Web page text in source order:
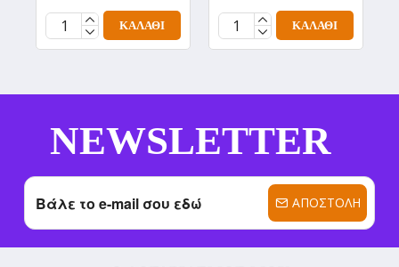
ΚΑΛΆΘΙ ΚΑΛΆΘΙ
NEWSLETTER
ΑΠΟΣΤΟΛΉ